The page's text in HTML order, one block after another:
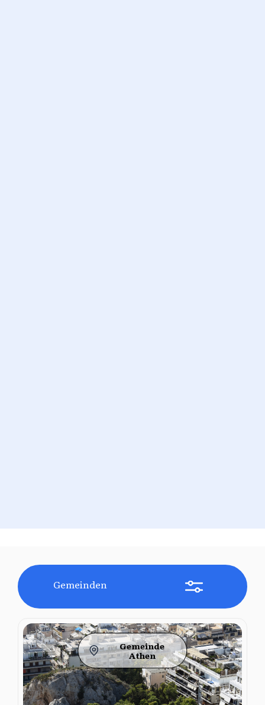
Gemeinden
Gemeinde
Athen